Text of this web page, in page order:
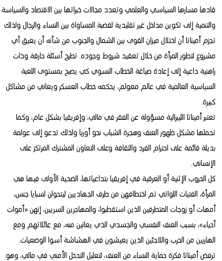
قادها مسارها السياسي والعلمي وتعدد مجالات خبراتها بين الاقتصاد والسياسة
والتنمية إلى تكوين مداخل غير تقليدية لقضبة المساواة بين النساء والرجال ولذلك
تجزم أميناتا أن اختلال ميزان القوى بين الشمال والجنوب من شأنه أن يعيق أي
مشروع لتطور المرأة من خلال تعقيد شروط وجوده. تطرح أسئلة حارقة وذات
راهنية داعية إلى إعادة صياغة الخطاب النسوي كي يصبح بمستوى اللعبة
السياسية العالمية في عالم معولم، يحكمه خطاب العسكر ويعاني من مشاكل
كبيرة.
تعتبر أميناتا الليبرالية مسؤولة عن الفقر في مالي، وإفريقيا بشكل عام، وكما
تحملها مشكل ظهور العنف وهجرة الشباب نحو أوربا ولذلك تدعو إلى عولمة
بديلة قائمة على احترام الفرد والثقافة وعلى التعاون المشترك المرتكز على
الإنساني.
كل الحروب الإثنية أو العرقية في إفريقيا بتداعياتها، الضحية الأولى فيها هي
المرأة، الفتيات اللواتي تم اختطافهن من طرف الجهاديين ليتحولن لسبايا جنس،
أمهات أو زوجات المتطرفين الذين استقطبوا، والمهاجرين السريين، إنهن «أموات
أحياء»، بسبب العنف النفسي والجسدي الذي يعانين منه، مع عائلاتهم ومع
الهاربين من الحرب واللاجئين الذين يعيشون في الهشاشة أسوا الوضعيات.
ترفض أميناتا فكرة حماية النساء من العنف، لتعليل التدخل الأمني في مالي، وهو